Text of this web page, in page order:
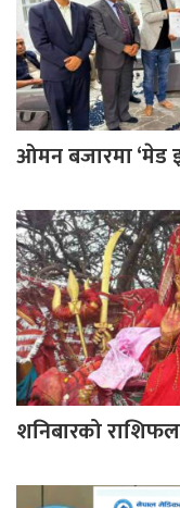
ओमन बजारमा ‘मेड
शनिबारको